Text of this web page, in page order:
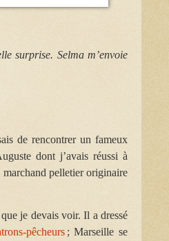
surprise. Selma m’envoie
de rencontrer un fameux
dont j’avais réussi à
pelletier originaire
je devais voir. Il a dressé
pêcheurs; Marseille se